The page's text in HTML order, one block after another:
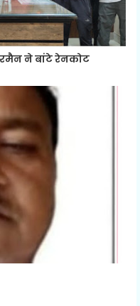
ने बांटे रेनकोट